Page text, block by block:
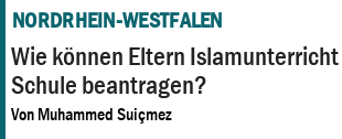
NORDRHEIN-WESTFALEN
Wie können Eltern
Schule beantragen?
Von Muhammed Suiçmez